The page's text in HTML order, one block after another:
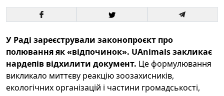
У Раді зареєстрували законопроєкт про
полювання як «відпочинок». UAnimals закликає
нардепів відхилити документ. Це формулювання
викликало миттєву реакцію зоозахисників,
екологічних організацій і частини громадськості,